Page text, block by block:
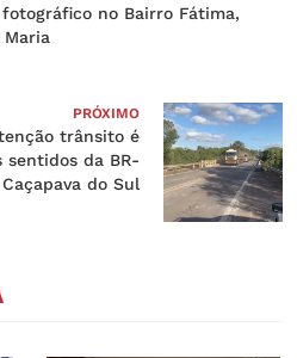
no Bairro Fátima,
PRÓXIMO
trânsito é
sentidos da BR-
do Sul